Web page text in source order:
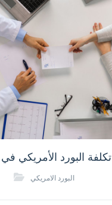
تكلفة البورد الأمريكي
البورد الامريكي